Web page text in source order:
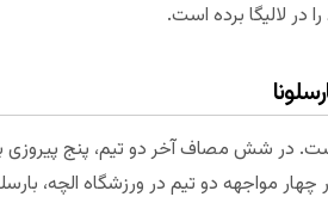
در لالیگا برده است.
است. در شش مصاف آخر دو تیم، پنج
مواجهه دو تیم در ورزشگاه الچه،